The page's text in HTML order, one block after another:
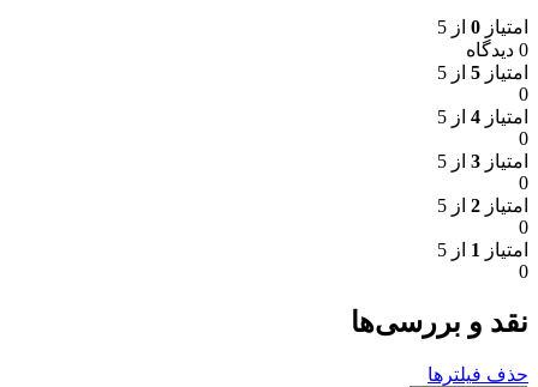
امتیاز 0 از 5
0 دیدگاه
امتیاز 5 از 5
0
امتیاز 4 از 5
0
امتیاز 3 از 5
0
امتیاز 2 از 5
0
امتیاز 1 از 5
0
نقد و بررسی‌ها
حذف فیلترها